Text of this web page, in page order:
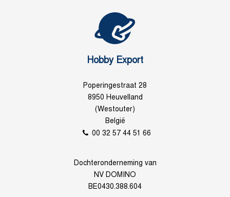
Hobby Export
Poperingestraat 28
8950 Heuvelland
(Westouter)
België
00 32 57 44 51 66
Dochteronderneming van
NV DOMINO
BE0430.388.604